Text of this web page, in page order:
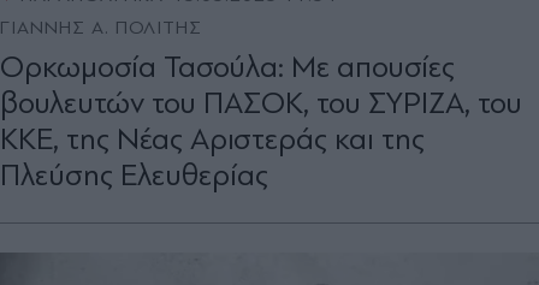
ΓΙΑΝΝΗΣ Α. ΠΟΛΙΤΗΣ
Ορκωμοσία Τασούλα: Με απουσίες
βουλευτών του ΠΑΣΟΚ, του ΣΥΡΙΖΑ, του
ΚΚΕ, της Νέας Αριστεράς και της
Πλεύσης Ελευθερίας